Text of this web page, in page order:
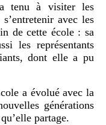
tenu à visiter les
avec les
de cette école : sa
les représentants
dont elle a pu
a évolué avec la
générations
partage.